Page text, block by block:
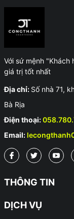
1. Điểm danh
khói Lumi
1.1. Phát hiện
Được trang bị công
phát hiện khói từ
cảnh báo, cho phép
Với sứ mệnh "Khách
giá trị tốt nhất
Địa chỉ: Số nhà 71,
Bà Rịa
Điện thoại:
Email:
THÔNG TIN
DỊCH VỤ